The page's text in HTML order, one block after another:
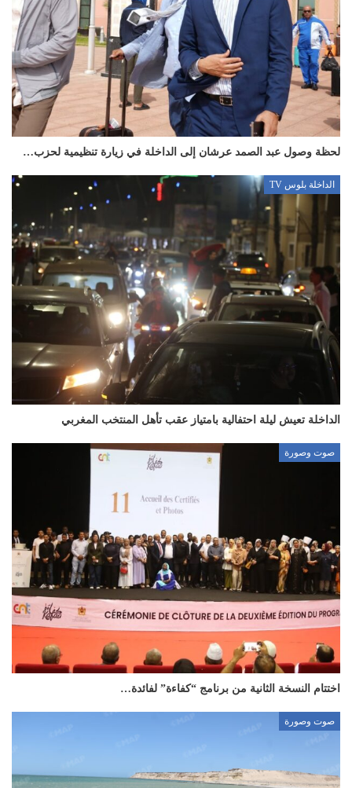
لحظة وصول عبد الصمد عرشان إلى الداخلة في زيارة تنظيمية لحزب…
الداخلة بلوس TV
الداخلة تعيش ليلة احتفالية بامتياز عقب تأهل المنتخب المغربي
صوت وصورة
اختتام النسخة الثانية من برنامج “كفاءة” لفائدة…
صوت وصورة